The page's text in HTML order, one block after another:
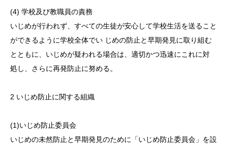
(4) 学校及び教職員の責務
いじめが行われず、すべての生徒が安心して学校生活を送ること
ができるように学校全体でい じめの防止と早期発見に取り組む
とともに、いじめが疑われる場合は、適切かつ迅速にこれに対
処し、さらに再発防止に努める。
2 いじめ防止に関する組織
(1)いじめ防止委員会
いじめの未然防止と早期発見のために「いじめ防止委員会」を設